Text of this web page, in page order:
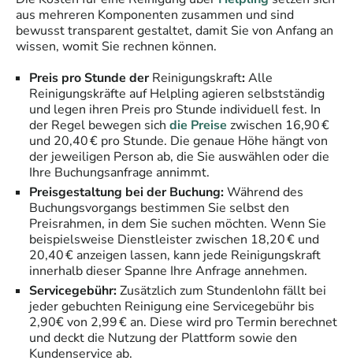
aus mehreren Komponenten zusammen und sind
bewusst transparent gestaltet, damit Sie von Anfang an
wissen, womit Sie rechnen können.
Preis pro Stunde derReinigungskraft:Alle
Reinigungskräfte auf Helpling agieren selbstständig
und legen ihren Preis pro Stunde individuell fest. In
der Regel bewegen sich die Preise zwischen 16,90 €
und 20,40 € pro Stunde. Die genaue Höhe hängt von
der jeweiligen Person ab, die Sie auswählen oder die
Ihre Buchungsanfrage annimmt.
Preisgestaltung bei der Buchung:Während des
Buchungsvorgangs bestimmen Sie selbst den
Preisrahmen, in dem Sie suchen möchten. Wenn Sie
beispielsweise Dienstleister zwischen 18,20 € und
20,40 € anzeigen lassen, kann jede Reinigungskraft
innerhalb dieser Spanne Ihre Anfrage annehmen.
Servicegebühr:Zusätzlich zum Stundenlohn fällt bei
jeder gebuchten Reinigung eine Servicegebühr bis
2,90€ von 2,99 € an. Diese wird pro Termin berechnet
und deckt die Nutzung der Plattform sowie den
Kundenservice ab.